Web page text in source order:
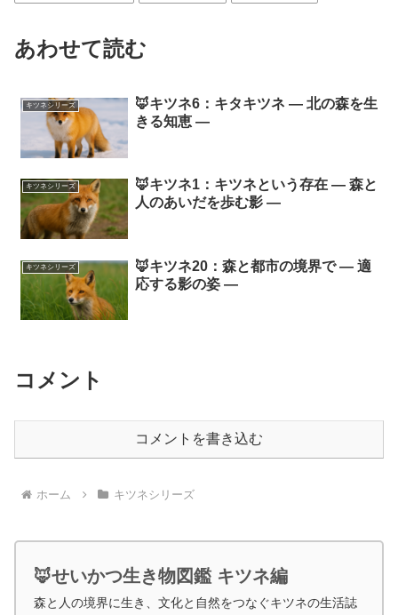
あわせて読む
キツネシリーズ
🦊キツネ6：キタキツネ ― 北の森を生
きる知恵 ―
キツネシリーズ
🦊キツネ1：キツネという存在 ― 森と
人のあいだを歩む影 ―
キツネシリーズ
🦊キツネ20：森と都市の境界で ― 適
応する影の姿 ―
コメント
コメントを書き込む
ホーム キツネシリーズ
🦊せいかつ生き物図鑑 キツネ編
森と人の境界に生き、文化と自然をつなぐキツネの生活誌